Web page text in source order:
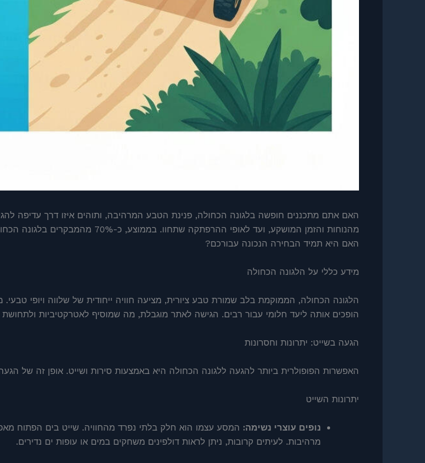
האם אתם מתכננים חופשה בלגונה הכחולה, פנינת הטבע המרהיבה, ותוהים איזו דרך עדיפה
מהנוחות והזמן המושקע, ועד לאופי
האם היא תמיד הבחירה הנכונה עבורכם?
מידע כללי על הלגונה הכחולה
הלגונה הכחולה, הממוקמת בלב שמורת טבע ציורית, מציעה חוויה ייחודית של שלווה ויופי
הופכים אותה ליעד חלומי עבור רבים. הגישה לאתר מוגבלת, מה שמוסיף לאטרקטיביות ולתחושת
הגעה בשייט: יתרונות וחסרונות
האפשרות הפופולרית ביותר להגעה ללגונה הכחולה היא באמצעות סירות ושייט. אופן זה של
יתרונות השייט
נופים עוצרי נשימה: המסע עצמו הוא חלק בלתי נפרד מהחוויה. שייט בים הפתוח
מרהיבות. לעיתים קרובות, ניתן לראות דולפינים משחקים במים או עופות ים נדירים.